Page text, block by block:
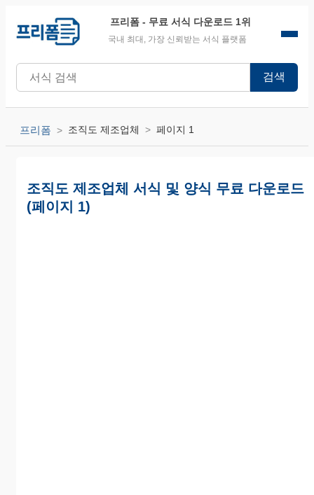
프리폼 - 무료 서식 다운로드 1위
국내 최대, 가장 신뢰받는 서식 플랫폼
검색
프리폼 조직도 제조업체 페이지 1
조직도 제조업체 서식 및 양식 무료 다운로드
(페이지 1)